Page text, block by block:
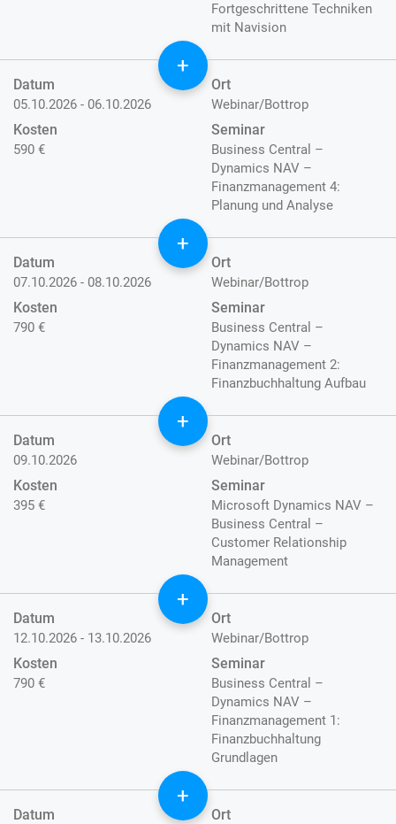
Fortgeschrittene Techniken
mit Navision
+
Datum
05.10.2026 - 06.10.2026
Ort
Webinar/Bottrop
Kosten
590 €
Seminar
Business Central –
Dynamics NAV –
Finanzmanagement 4:
Planung und Analyse
+
Datum
07.10.2026 - 08.10.2026
Ort
Webinar/Bottrop
Kosten
790 €
Seminar
Business Central –
Dynamics NAV –
Finanzmanagement 2:
Finanzbuchhaltung Aufbau
+
Datum
09.10.2026
Ort
Webinar/Bottrop
Kosten
395 €
Seminar
Microsoft Dynamics NAV –
Business Central –
Customer Relationship
Management
+
Datum
12.10.2026 - 13.10.2026
Ort
Webinar/Bottrop
Kosten
790 €
Seminar
Business Central –
Dynamics NAV –
Finanzmanagement 1:
Finanzbuchhaltung
Grundlagen
+
Datum Ort